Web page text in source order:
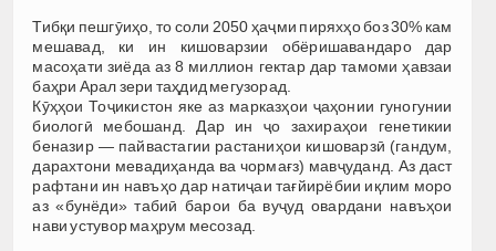
Тибқи пешгӯиҳо, то соли 2050 ҳаҷми пиряхҳо боз 30% кам
мешавад, ки ин кишоварзии обёришавандаро дар
масоҳати зиёда аз 8 миллион гектар дар тамоми ҳавзаи
баҳри Арал зери таҳдид мегузорад.
Кӯҳҳои Тоҷикистон яке аз марказҳои ҷаҳонии гуногунии
биологӣ мебошанд. Дар ин ҷо захираҳои генетикии
беназир — пайвастагии растаниҳои кишоварзӣ (гандум,
дарахтони мевадиҳанда ва чормағз) мавҷуданд. Аз даст
рафтани ин навъҳо дар натиҷаи тағйирёбии иқлим моро
аз «бунёди» табиӣ барои ба вуҷуд овардани навъҳои
нави устувор маҳрум месозад.